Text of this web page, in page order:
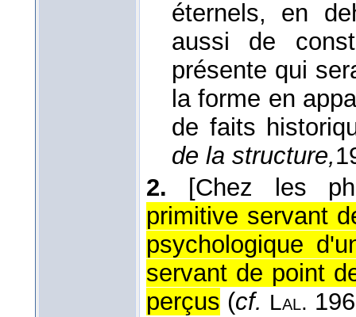
éternels, en
aussi de
présente qui
la forme en
de faits
de la structure,
2.
[Chez les
primitive servant
psychologique
servant de point
perçus (cf. Lal.